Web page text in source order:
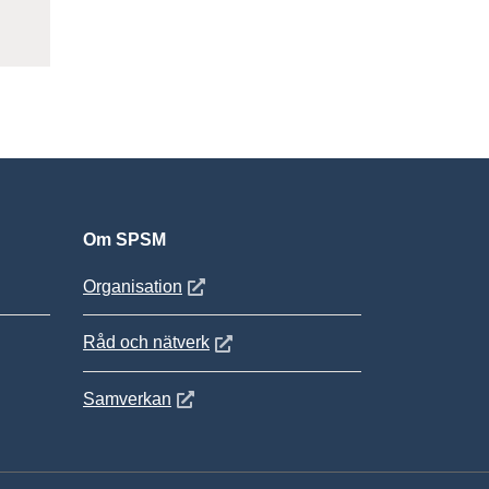
Om SPSM
Organisation Öppnas i nytt fönster
Råd och nätverkÖppnas i nytt fönster
Samverkan Öppnas i nytt fönster